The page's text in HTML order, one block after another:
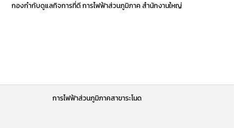
กองกำกับดูแลกิจการที่ดี การไฟฟ้าส่วนภูมิภาค สำนักงานใหญ่
การไฟฟ้าส่วนภูมิภาคสาขาระโนด